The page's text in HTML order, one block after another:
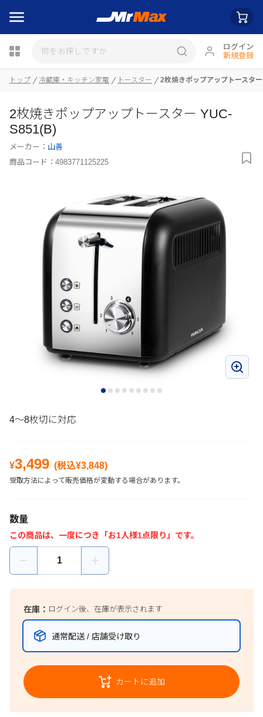
ログイン
新規登録
トップ 冷蔵庫・キッチン家電 トースター 2枚焼きポップアップトースタ
2枚焼きポップアップトースター YUC-
S851(B)
メーカー： 山善
商品コード： 4983771125225
4～8枚切に対応
¥3,499 (税込¥3,848)
受取方法によって販売価格が変動する場合があります。
数量
この商品は、一度につき「お1人様1点限り」です。
在庫： ログイン後、在庫が表示されます
通常配送 / 店舗受け取り
カートに追加